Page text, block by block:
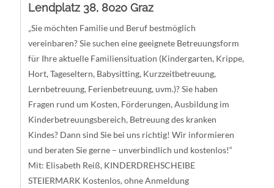
Lendplatz 38, 8020 Graz
„Sie möchten Familie und Beruf bestmöglich
vereinbaren? Sie suchen eine geeignete Betreuungsform
für Ihre aktuelle Familiensituation (Kindergarten, Krippe,
Hort, Tageseltern, Babysitting, Kurzzeitbetreuung,
Lernbetreuung, Ferienbetreuung, uvm.)? Sie haben
Fragen rund um Kosten, Förderungen, Ausbildung im
Kinderbetreuungsbereich, Betreuung des kranken
Kindes? Dann sind Sie bei uns richtig! Wir informieren
und beraten Sie gerne – unverbindlich und kostenlos!“
Mit: Elisabeth Reiß, KINDERDREHSCHEIBE
STEIERMARK Kostenlos, ohne Anmeldung